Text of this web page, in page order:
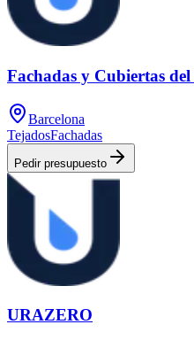
Fachadas y Cubiertas
Barcelona
TejadosFachadas
Pedir presupuesto
URAZERO